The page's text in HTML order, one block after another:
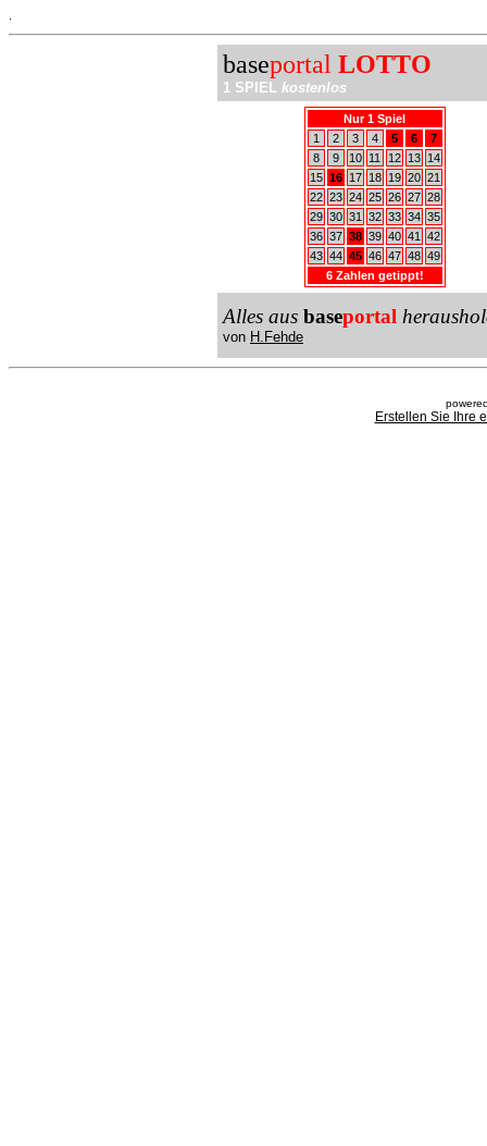
baseportal LOTTO
1 SPIEL kostenlos
Nur 1 Spiel
1
2 3 4 5 6
7
8
9 10 11 12 13
14
15 16 17 18 19 20 21
22 23 24 25 26 27 28
29 30 31 32 33 34 35
36 37 38 39 40 41
42
43 44 45 46 47 48 49
6 Zahlen getippt!
Alles aus baseportal
von H.Fehde
Erstellen Sie Ihre